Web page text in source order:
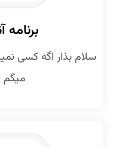
برنامه
سلام بذار اگه کسی